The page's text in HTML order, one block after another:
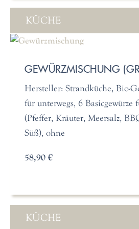
KÜCHE
GEWÜRZMISCHUNG
Hersteller: Strandküche, Bio-
für unterwegs, 6 Basicgewürze
(Pfeffer, Kräuter, Meersalz,
Süß), ohne
58,90 €
KÜCHE